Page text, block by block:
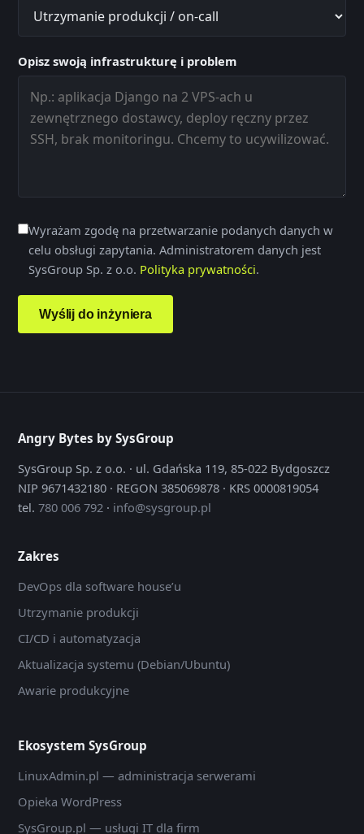
Opisz swoją infrastrukturę i problem
Wyrażam zgodę na przetwarzanie podanych danych w
celu obsługi zapytania. Administratorem danych jest
SysGroup Sp. z o.o. Polityka prywatności.
Wyślij do inżyniera
Angry Bytes by SysGroup
SysGroup Sp. z o.o. · ul. Gdańska 119, 85-022 Bydgoszcz
NIP 9671432180 · REGON 385069878 · KRS 0000819054
tel. 780 006 792 · info@sysgroup.pl
Zakres
DevOps dla software house’u
Utrzymanie produkcji
CI/CD i automatyzacja
Aktualizacja systemu (Debian/Ubuntu)
Awarie produkcyjne
Ekosystem SysGroup
LinuxAdmin.pl — administracja serwerami
Opieka WordPress
SysGroup.pl — usługi IT dla firm